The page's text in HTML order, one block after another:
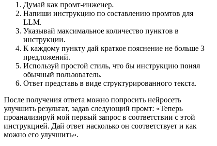
Думай как промт-инженер.
Напиши инструкцию по составлению промтов для
LLM.
Указывай максимальное количество пунктов в
инструкции.
К каждому пункту дай краткое пояснение не больше 3
предложений.
Используй простой стиль, что бы инструкцию понял
обычный пользователь.
Ответ представь в виде структурированного текста.
После получения ответа можно попросить нейросеть
улучшить результат, задав следующий промт: «Теперь
проанализируй мой первый запрос в соответствии с этой
инструкцией. Дай ответ насколько он соответствует и как
можно его улучшить».